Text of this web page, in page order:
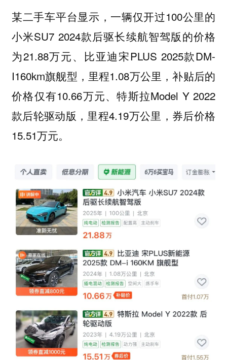
某二手车平台显示，一辆仅开过100公里的
小米SU7 2024款后驱长续航智驾版的价格
为21.88万元、比亚迪宋PLUS 2025款DM-
I160km旗舰型，里程1.08万公里，补贴后的
价格仅有10.66万元、特斯拉Model Y 2022
款后轮驱动版，里程4.19万公里，券后价格
15.51万元。